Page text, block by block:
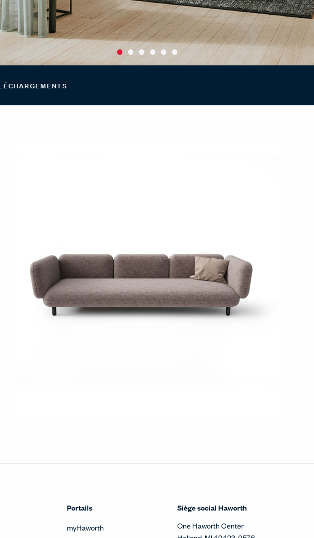
Portails
myHaworth
Siège social Haworth
One Haworth Center